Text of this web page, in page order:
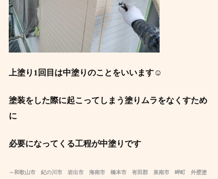
上塗り1回目は中塗りのことをいいます☺️
塗装をした際に起こってしまう塗りムラをなくすため
に
必要になってくる工程が中塗りです ️
～和歌山市 紀の川市 岩出市 海南市 橋本市 有田郡 泉南市 岬町 外壁塗